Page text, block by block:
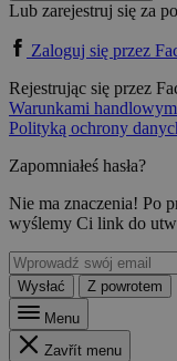
Lub zarejestruj się za
Zaloguj się przez
Rejestrując się przez
Warunkami
Polityką ochrony
Zapomniałeś hasła?
Nie ma znaczenia! Po
wyślemy Ci link do
Wysłać
Z powrotem
Menu
Zavřít menu